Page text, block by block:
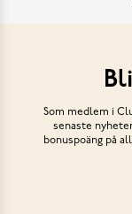
Som medlem i
senaste
bonuspoäng på